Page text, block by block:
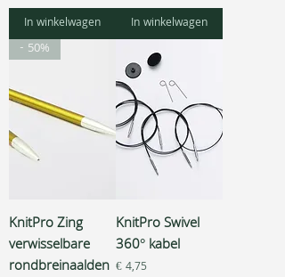
In winkelwagen
In winkelwagen
- 50%
KnitPro Zing
verwisselbare
rondbreinaalden
KnitPro Swivel
360° kabel
Prijs
€ 4,75